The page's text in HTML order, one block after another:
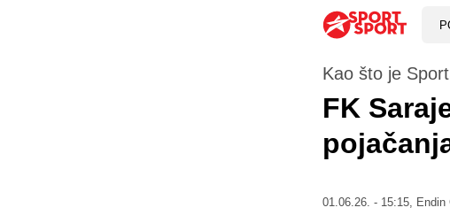
Kao što je
FK
01.06.26. - 15:15, Endin